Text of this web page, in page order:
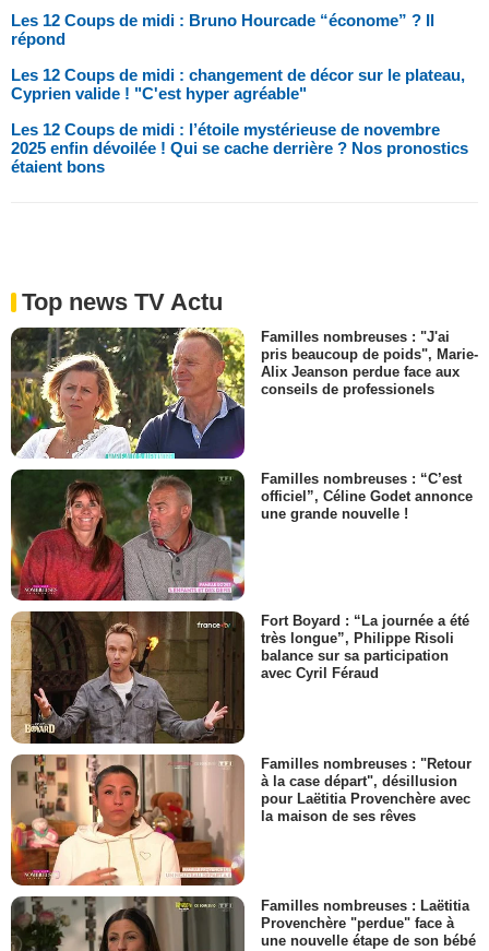
Les 12 Coups de midi : Bruno Hourcade “économe” ? Il
répond
Les 12 Coups de midi : changement de décor sur le plateau,
Cyprien valide ! "C'est hyper agréable"
Les 12 Coups de midi : l’étoile mystérieuse de novembre
2025 enfin dévoilée ! Qui se cache derrière ? Nos pronostics
étaient bons
Top news TV Actu
Familles nombreuses : "J'ai
pris beaucoup de poids", Marie-
Alix Jeanson perdue face aux
conseils de professionels
Familles nombreuses : “C’est
officiel”, Céline Godet annonce
une grande nouvelle !
Fort Boyard : “La journée a été
très longue”, Philippe Risoli
balance sur sa participation
avec Cyril Féraud
Familles nombreuses : "Retour
à la case départ", désillusion
pour Laëtitia Provenchère avec
la maison de ses rêves
Familles nombreuses : Laëtitia
Provenchère "perdue" face à
une nouvelle étape de son bébé